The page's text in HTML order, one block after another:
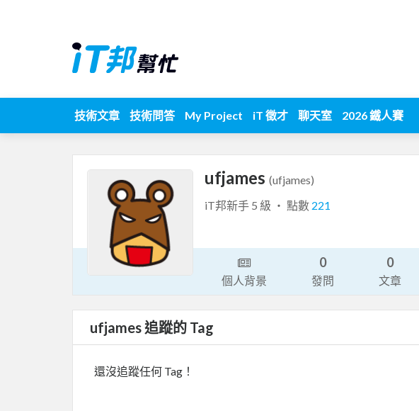
技術文章 技術問答 My Project iT 徵才 聊天室 2026 鐵人賽
ufjames (ufjames)
iT邦新手 5 級 ‧ 點數 221
個人背景
0
發問
0
文章
ufjames 追蹤的 Tag
還沒追蹤任何 Tag！